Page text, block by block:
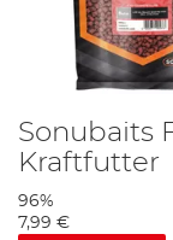
Sonubaits
Kraftfutter
96%
7,99 €